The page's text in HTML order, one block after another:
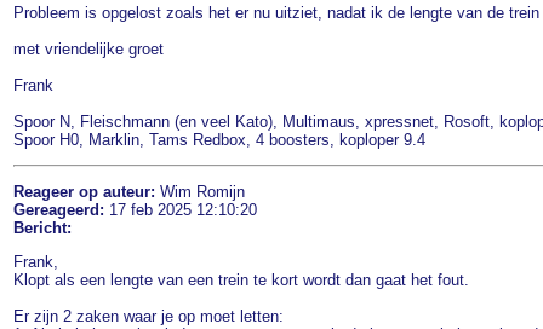
Probleem is opgelost zoals het er nu uitziet, nadat ik de lengte van de
met vriendelijke groet
Frank
Spoor N, Fleischmann (en veel Kato), Multimaus, xpressnet, Rosoft,
Spoor H0, Marklin, Tams Redbox, 4 boosters, koploper 9.4
Reageer op auteur: Wim Romijn
Gereageerd: 17 feb 2025 12:10:20
Bericht:
Frank,
Klopt als een lengte van een trein te kort wordt dan gaat het fout.
Er zijn 2 zaken waar je op moet letten: